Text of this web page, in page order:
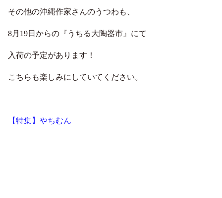
その他の沖縄作家さんのうつわも、
8月19日からの『うちる大陶器市』にて
入荷の予定があります！
こちらも楽しみにしていてください。
【特集】やちむん